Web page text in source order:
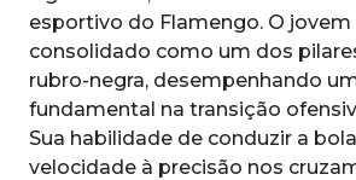
esportivo do Flamengo. O
consolidado como um dos
rubro-negra, desempenhando
fundamental na transição
Sua habilidade de conduzir a
velocidade à precisão nos